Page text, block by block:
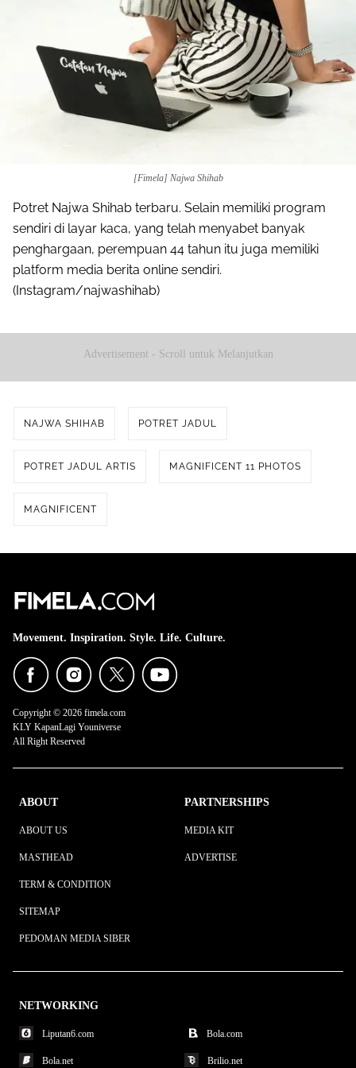
[Fimela] Najwa Shihab
Potret Najwa Shihab terbaru. Selain memiliki program
sendiri di layar kaca, yang telah menyabet banyak
penghargaan, perempuan 44 tahun itu juga memiliki
platform media berita online sendiri.
(Instagram/najwashihab)
Advertisement - Scroll untuk Melanjutkan
NAJWA SHIHAB POTRET JADUL
POTRET JADUL ARTIS MAGNIFICENT 11 PHOTOS
MAGNIFICENT
Movement. Inspiration. Style. Life. Culture.
Copyright © 2026 fimela.com
KLY KapanLagi Youniverse
All Right Reserved
ABOUT
ABOUT US
MASTHEAD
TERM & CONDITION
SITEMAP
PEDOMAN MEDIA SIBER
PARTNERSHIPS
MEDIA KIT
ADVERTISE
NETWORKING
Liputan6.com Bola.com
Bola.net Brilio.net